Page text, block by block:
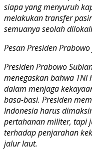
siapa yang menyuruh
melakukan transfer
semuanya seolah
Pesan Presiden
Presiden Prabowo
menegaskan bahwa
dalam menjaga
basa-basi. Presiden
Indonesia harus
pertahanan militer, tapi
terhadap penjarahan
jalur laut.